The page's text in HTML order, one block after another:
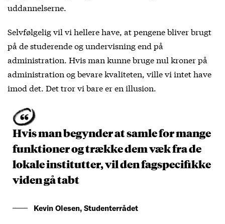
uddannelserne.
Selvfølgelig vil vi hellere have, at pengene bliver brugt
på de studerende og undervisning end på
administration. Hvis man kunne bruge nul kroner på
administration og bevare kvaliteten, ville vi intet have
imod det. Det tror vi bare er en illusion.
Hvis man begynder at samle for mange
funktioner og trække dem væk fra de
lokale institutter, vil den fagspecifikke
viden gå tabt
Kevin Olesen, Studenterrådet